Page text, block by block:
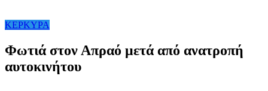
ΚΕΡΚΥΡΑ
Φωτιά στον Απραό μετά από ανατροπή
αυτοκινήτου